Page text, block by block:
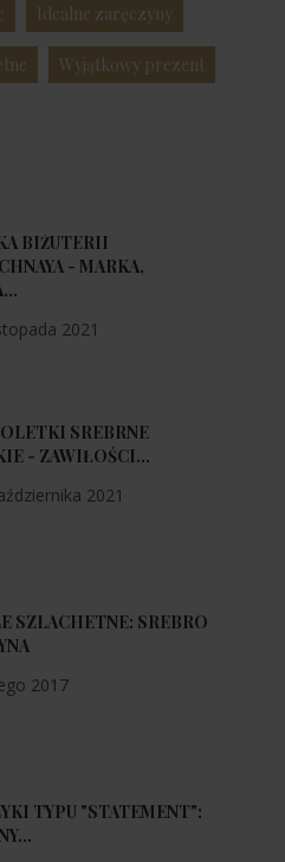
Idealne zaręczyny
Wyjątkowy prezent
BIŻUTERII
- MARKA,
2021
SREBRNE
- ZAWIŁOŚCI...
2021
SZLACHETNE: SREBRO
2017
TYPU "STATEMENT":